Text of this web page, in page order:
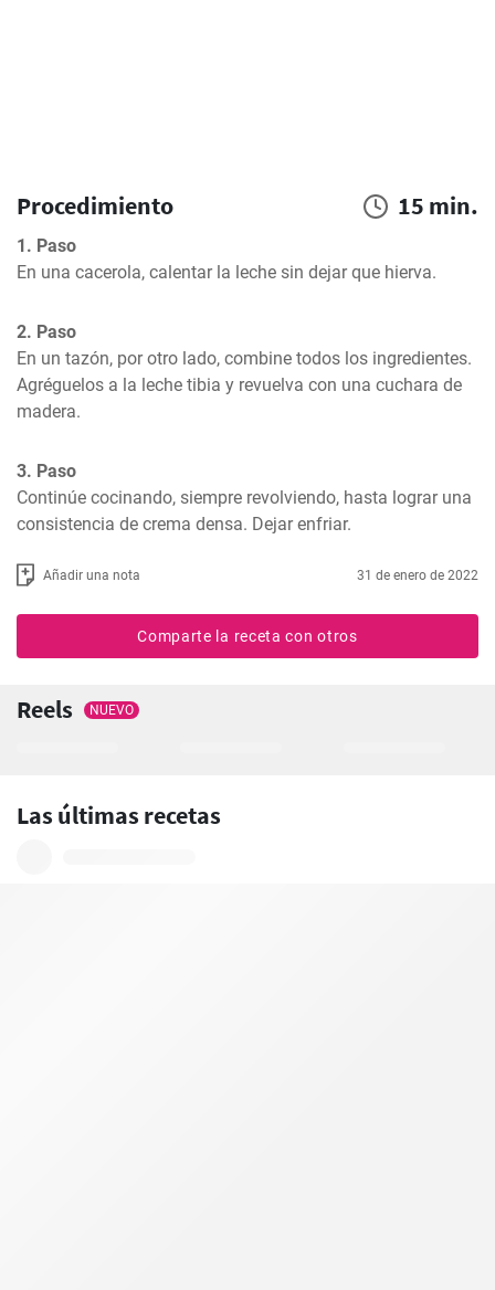
Procedimiento 15 min.
1. Paso
En una cacerola, calentar la leche sin dejar que hierva.
2. Paso
En un tazón, por otro lado, combine todos los ingredientes.
Agréguelos a la leche tibia y revuelva con una cuchara de
madera.
3. Paso
Continúe cocinando, siempre revolviendo, hasta lograr una
consistencia de crema densa. Dejar enfriar.
Añadir una nota 31 de enero de 2022
Comparte la receta con otros
Reels NUEVO
Las últimas recetas